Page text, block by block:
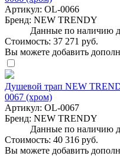
Артикул: OL-0066
Бренд: NEW TRENDY
Данные по наличию
Стоимость: 37 271 руб.
Вы можете добавить
Душевой трап NEW
0067 (хром)
Артикул: OL-0067
Бренд: NEW TRENDY
Данные по наличию
Стоимость: 40 316 руб.
Вы можете добавить